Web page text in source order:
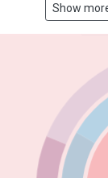
Show